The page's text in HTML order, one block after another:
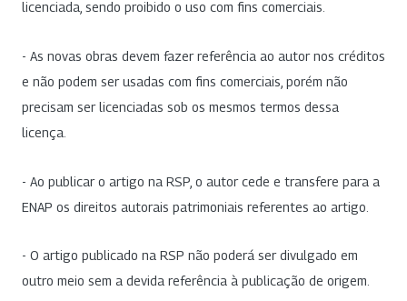
licenciada, sendo proibido o uso com fins comerciais.
- As novas obras devem fazer referência ao autor nos créditos
e não podem ser usadas com fins comerciais, porém não
precisam ser licenciadas sob os mesmos termos dessa
licença.
- Ao publicar o artigo na RSP, o autor cede e transfere para a
ENAP os direitos autorais patrimoniais referentes ao artigo.
- O artigo publicado na RSP não poderá ser divulgado em
outro meio sem a devida referência à publicação de origem.